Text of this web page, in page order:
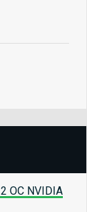
OC NVIDIA